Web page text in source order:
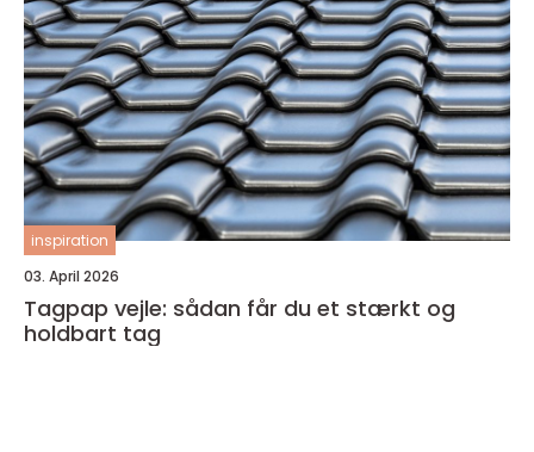
inspiration
03. April 2026
Tagpap vejle: sådan får du et stærkt og
holdbart tag